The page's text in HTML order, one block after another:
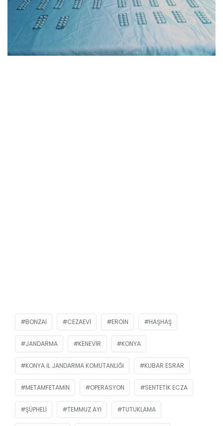
BONZAI CEZAEVI EROIN HAŞHAŞ
JANDARMA KENEVIR KONYA
KONYA İL JANDARMA KOMUTANLIĞI KUBAR ESRAR
METAMFETAMIN OPERASYON SENTETIK ECZA
ŞÜPHELI TEMMUZ AYI TUTUKLAMA